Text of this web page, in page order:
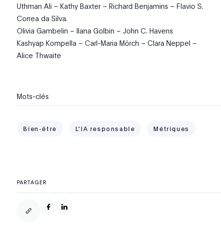
Uthman Ali – Kathy Baxter – Richard Benjamins – Flavio S.
Correa da Silva.
Olivia Gambelin – Ilana Golbin – John C. Havens
Kashyap Kompella – Carl-Maria Mörch – Clara Neppel –
Alice Thwaite
PARTAGER
Mots-clés
Bien-être L'IA responsable Métriques